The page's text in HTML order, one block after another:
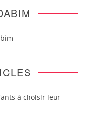
à choisir leur